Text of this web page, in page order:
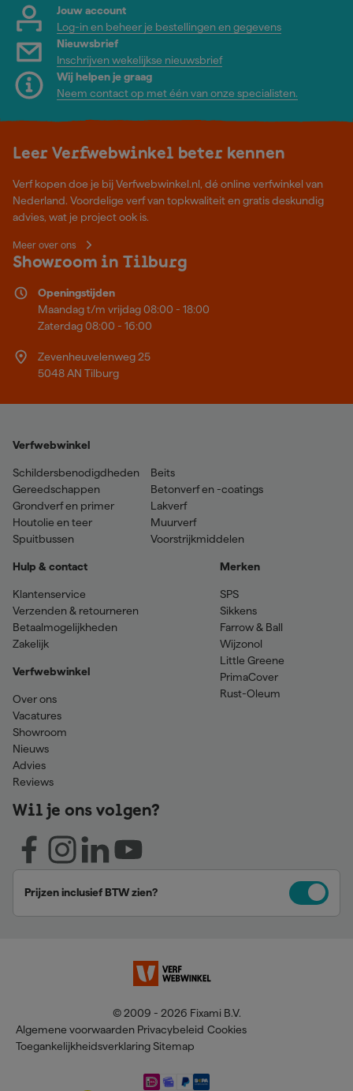
Jouw account
Log-in en beheer je bestellingen en gegevens
Nieuwsbrief
Inschrijven wekelijkse nieuwsbrief
Wij helpen je graag
Neem contact op met één van onze specialisten.
Leer Verfwebwinkel beter kennen
Verf kopen doe je bij Verfwebwinkel.nl, dé online verfwinkel van
Nederland. Voordelige verf van topkwaliteit en gratis deskundig
advies, wat je project ook is.
Meer over ons
Showroom in Tilburg
Openingstijden
Maandag t/m vrijdag 08:00 - 18:00
Zaterdag 08:00 - 16:00
Zevenheuvelenweg 25
5048 AN Tilburg
Verfwebwinkel
Schildersbenodigdheden
Gereedschappen
Grondverf en primer
Houtolie en teer
Spuitbussen
Beits
Betonverf en -coatings
Lakverf
Muurverf
Voorstrijkmiddelen
Hulp & contact
Klantenservice
Verzenden & retourneren
Betaalmogelijkheden
Zakelijk
Verfwebwinkel
Over ons
Vacatures
Showroom
Nieuws
Advies
Reviews
Merken
SPS
Sikkens
Farrow & Ball
Wijzonol
Little Greene
PrimaCover
Rust-Oleum
Wil je ons volgen?
Prijzen inclusief BTW zien?
© 2009 - 2026 Fixami B.V.
Algemene voorwaarden Privacybeleid Cookies
Toegankelijkheidsverklaring Sitemap